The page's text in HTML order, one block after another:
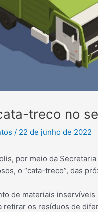
treco no
/ 22 de junho de 2022
por meio da
o “cata-treco”, das
de materiais
retirar os resíduos de